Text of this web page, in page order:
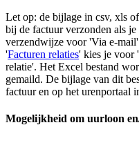
Let op: de bijlage in csv, xls
bij de factuur verzonden als
verzendwijze voor 'Via e-
'Facturen relaties' kies je voor
relatie'. Het Excel bestand
gemaild. De bijlage van dit
factuur en op het urenportaal
Mogelijkheid om uurloon